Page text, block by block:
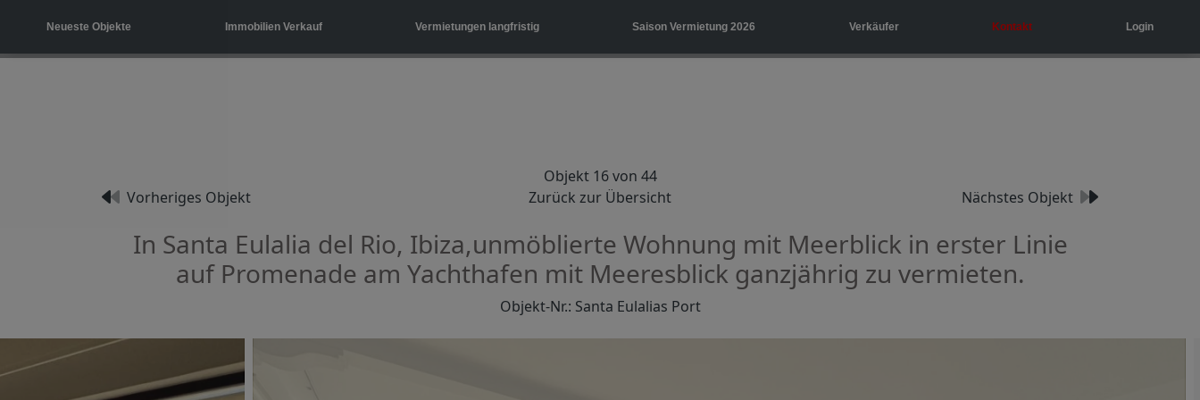
Neueste Objekte Immobilien Verkauf Vermietungen langfristig Saison Vermietung 2026 Verkäufer Kontakt Login
Objekt 16 von 44
Nächstes Objekt
Vorheriges Objekt Zurück zur Übersicht
In Santa Eulalia del Rio, Ibiza,unmöblierte Wohnung mit Meerblick in erster Linie
auf Promenade am Yachthafen mit Meeresblick ganzjährig zu vermieten.
Objekt-Nr.: Santa Eulalias Port